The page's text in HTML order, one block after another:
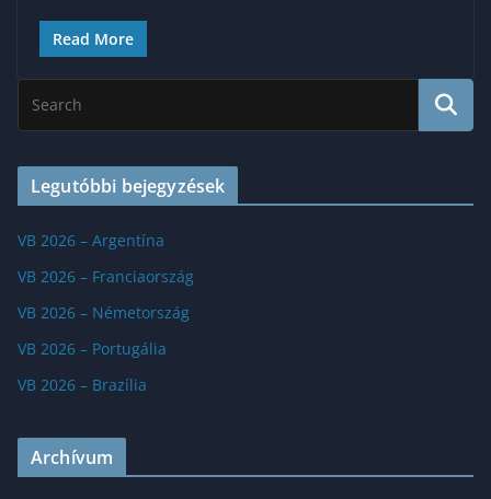
Read More
Legutóbbi bejegyzések
VB 2026 – Argentína
VB 2026 – Franciaország
VB 2026 – Németország
VB 2026 – Portugália
VB 2026 – Brazília
Archívum